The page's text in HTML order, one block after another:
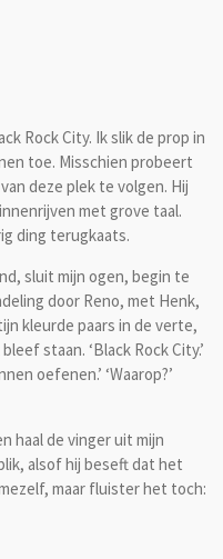
Rock City. Ik slik de prop in
toe. Misschien probeert
deze plek te volgen. Hij
met grove taal.
ding terugkaats.
sluit mijn ogen, begin te
door Reno, met Henk,
kleurde paars in de verte,
staan. ‘Black Rock City.’
oefenen.’ ‘Waarop?’
haal de vinger uit mijn
alsof hij beseft dat het
maar fluister het toch: